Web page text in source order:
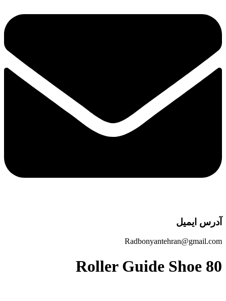
آدرس ایمیل
Radbonyantehran@gmail.com
Roller Guide Shoe 80